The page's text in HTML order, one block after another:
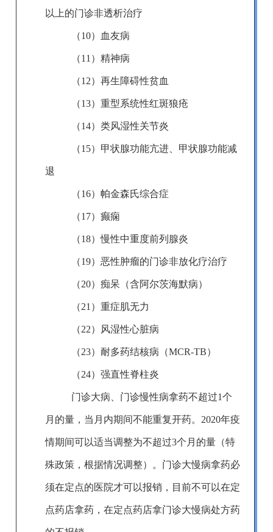
以上的门诊非透析治疗
（10） 血友病
（11）精神病
（12）再生障碍性贫血
（13）重型系统性红斑狼疮
（14）类风湿性关节炎
（15） 甲状腺功能亢进、甲状腺功能减
退
（16）帕金森氏综合症
（17）癫痫
（18）慢性中重度前列腺炎
（19）恶性肿瘤的门诊非放化疗治疗
（20）痴呆（含阿尔茨海默病）
（21）重症肌无力
（22） 风湿性心脏病
（23）耐多药结核病（MCR-TB）
（24）强直性脊柱炎
门诊大病 门诊慢性病拿药不超过1个
月的量 ， 当月内期间不能重复开药。2020年疫
情期间可以适当调整为不超过3个月的量（特
殊政策，根据情况调整）。门诊大慢病拿药必
须在定点的医院才可以报销，目前不可以在定
点药店拿药，在定点药店拿门诊大慢病处方药